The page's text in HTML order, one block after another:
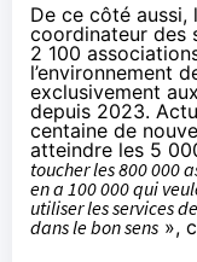
De ce côté
coordinateur des
2 100
l’environnement
exclusivement
depuis 2023.
centaine de
atteindre les 5
toucher les 800 000
en a 100 000 qui
utiliser les services
dans le bon sens »,